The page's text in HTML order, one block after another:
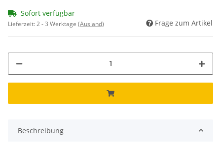
Sofort verfügbar
Lieferzeit:2 - 3 Werktage (Ausland) Frage zum Artikel
Beschreibung